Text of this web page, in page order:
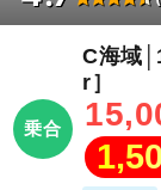
乗合
C海域
r］